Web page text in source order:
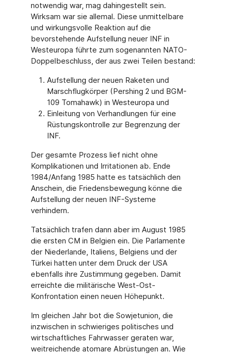
notwendig war, mag dahingestellt sein.
Wirksam war sie allemal. Diese unmittelbare
und wirkungsvolle Reaktion auf die
bevorstehende Aufstellung neuer INF in
Westeuropa führte zum sogenannten NATO-
Doppelbeschluss, der aus zwei Teilen bestand:
Aufstellung der neuen Raketen und
Marschflugkörper (Pershing 2 und BGM-
109 Tomahawk) in Westeuropa und
Einleitung von Verhandlungen für eine
Rüstungskontrolle zur Begrenzung der
INF.
Der gesamte Prozess lief nicht ohne
Komplikationen und Irritationen ab. Ende
1984/Anfang 1985 hatte es tatsächlich den
Anschein, die Friedensbewegung könne die
Aufstellung der neuen INF-Systeme
verhindern.
Tatsächlich trafen dann aber im August 1985
die ersten CM in Belgien ein. Die Parlamente
der Niederlande, Italiens, Belgiens und der
Türkei hatten unter dem Druck der USA
ebenfalls ihre Zustimmung gegeben. Damit
erreichte die militärische West-Ost-
Konfrontation einen neuen Höhepunkt.
Im gleichen Jahr bot die Sowjetunion, die
inzwischen in schwieriges politisches und
wirtschaftliches Fahrwasser geraten war,
weitreichende atomare Abrüstungen an. Wie